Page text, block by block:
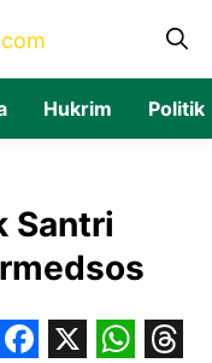
Hukrim Politik
Santri